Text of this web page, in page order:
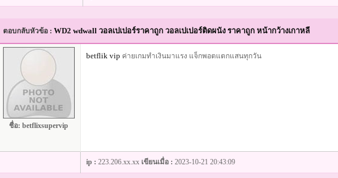
ตอบกลับหัวข้อ : WD2 wdwall วอลเปเปอร์ราคาถูก วอลเปเปอร์ติดผนัง ราคาถูก หน้ากว้างเกาหลี
ชื่อ: betflixsupervip
betflik vip ค่ายเกมทำเงินมาแรง แจ็กพอตแตกแสนทุกวัน
ip : 223.206.xx.xx เขียนเมื่อ : 2023-10-21 20:43:09